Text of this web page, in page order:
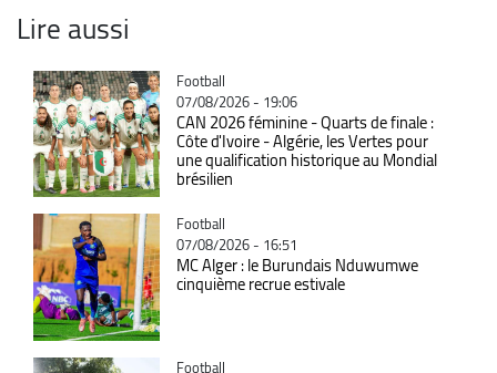
Lire aussi
Catégorie
Football
07/08/2026 - 19:06
CAN 2026 féminine - Quarts de finale :
Côte d'Ivoire - Algérie, les Vertes pour
une qualification historique au Mondial
brésilien
Catégorie
Football
07/08/2026 - 16:51
MC Alger : le Burundais Nduwumwe
cinquième recrue estivale
Catégorie
Football